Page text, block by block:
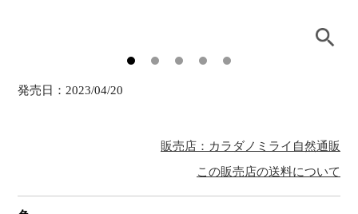
発売日： 2023/04/20
販売店：カラダノミライ自然通販
この販売店の送料について